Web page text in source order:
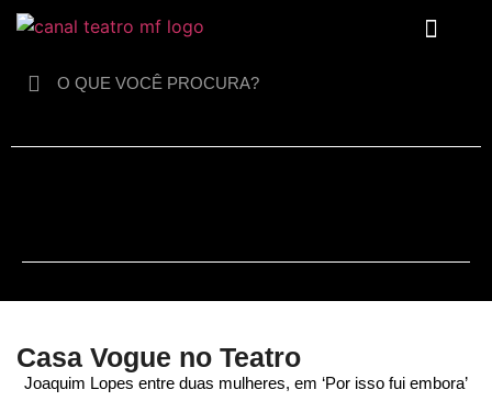
Casa Vogue no Teatro
Joaquim Lopes entre duas mulheres, em ‘Por isso fui embora’